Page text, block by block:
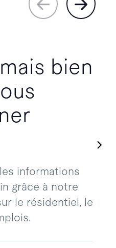
bien
informations
grâce à notre
le résidentiel, le